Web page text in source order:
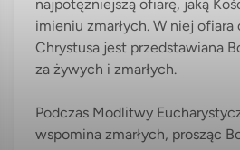
najpotężniejszą ofiarę, jaką
imieniu zmarłych. W niej ofiara
Chrystusa jest przedstawiana
za żywych i zmarłych.
Podczas Modlitwy
wspomina zmarłych, prosząc